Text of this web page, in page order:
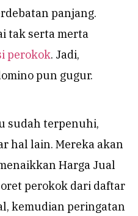
panjang.
tak serta merta
perokok. Jadi,
pun gugur.
sudah terpenuhi,
hal lain. Mereka akan
Harga Jual
perokok dari daftar
kemudian peringatan